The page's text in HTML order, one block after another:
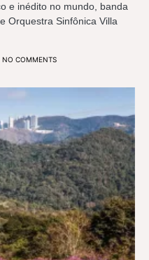
e inédito no mundo, banda
Orquestra Sinfônica Villa
NO COMMENTS